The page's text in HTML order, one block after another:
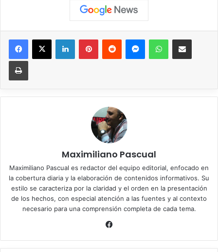
Facebook
X LinkedInPinterestReddit MessengerWhatsAppCompartir vía correo
Imprimir
Maximiliano Pascual
Maximiliano Pascual es redactor del equipo editorial, enfocado en
la cobertura diaria y la elaboración de contenidos informativos. Su
estilo se caracteriza por la claridad y el orden en la presentación
de los hechos, con especial atención a las fuentes y al contexto
necesario para una comprensión completa de cada tema.